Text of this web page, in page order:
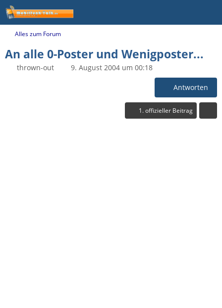
Alles zum Forum
An alle 0-Poster und Wenigposter...
thrown-out 9. August 2004 um 00:18
Antworten
1. offizieller Beitrag